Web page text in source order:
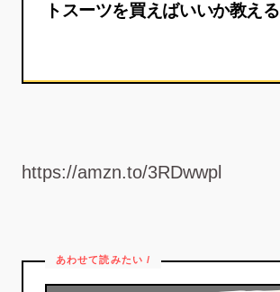
トスーツを買えばいいか教える
https://amzn.to/3RDwwpl